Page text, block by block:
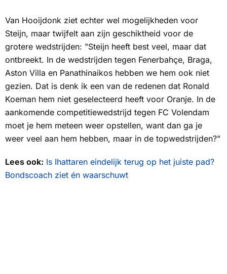
Van Hooijdonk ziet echter wel mogelijkheden voor
Steijn, maar twijfelt aan zijn geschiktheid voor de
grotere wedstrijden: "Steijn heeft best veel, maar dat
ontbreekt. In de wedstrijden tegen Fenerbahçe, Braga,
Aston Villa en Panathinaikos hebben we hem ook niet
gezien. Dat is denk ik een van de redenen dat Ronald
Koeman hem niet geselecteerd heeft voor Oranje. In de
aankomende competitiewedstrijd tegen FC Volendam
moet je hem meteen weer opstellen, want dan ga je
weer veel aan hem hebben, maar in de topwedstrijden?"
Lees ook: Is Ihattaren eindelijk terug op het juiste pad?
Bondscoach ziet én waarschuwt